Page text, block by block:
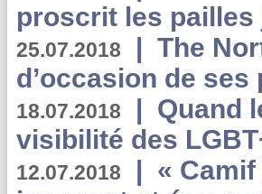
proscrit les
25.07.2018 | The
d’occasion de ses
18.07.2018 | Quand
visibilité des
12.07.2018 | «